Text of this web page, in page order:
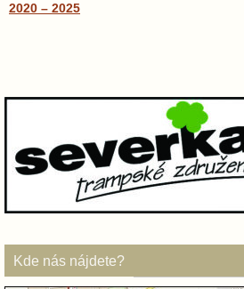
2020 – 2025
Kde nás nájdete?